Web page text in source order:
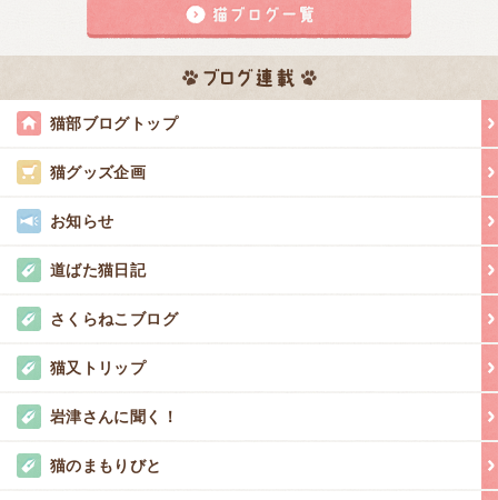
猫部ブログトップ
猫グッズ企画
お知らせ
道ばた猫日記
さくらねこブログ
猫又トリップ
岩津さんに聞く！
猫のまもりびと